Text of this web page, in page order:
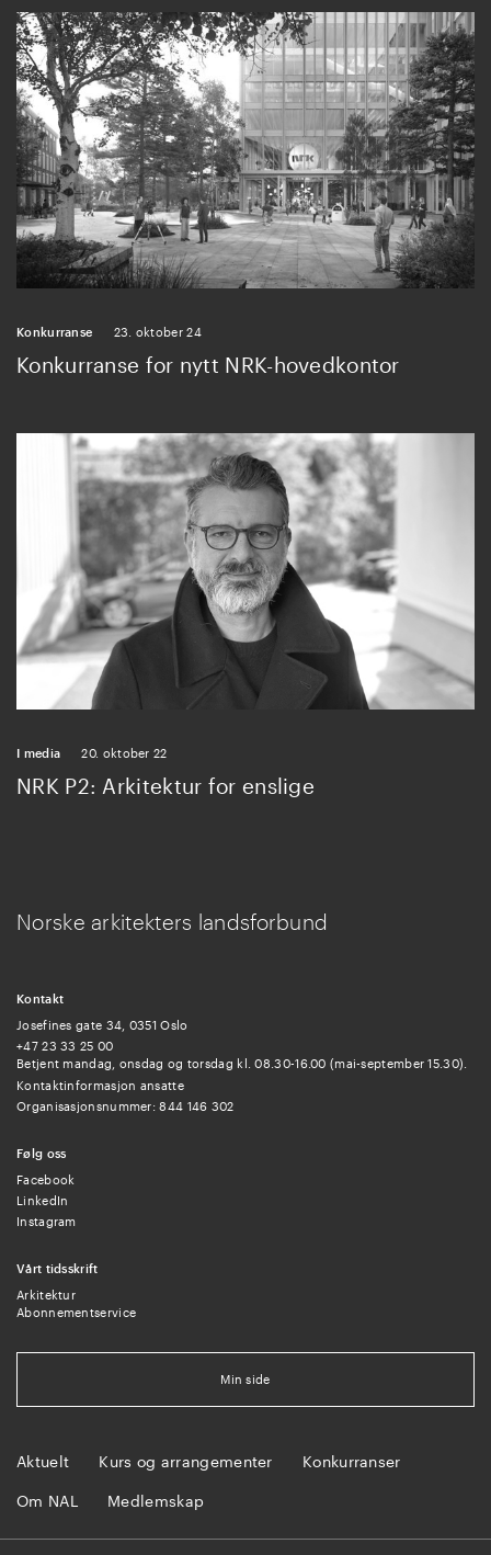
Konkurranse 23. oktober 24
Konkurranse for nytt NRK-hovedkontor
I media 20. oktober 22
NRK P2: Arkitektur for enslige
Norske arkitekters landsforbund
Kontakt
Josefines gate 34, 0351 Oslo
+47 23 33 25 00
Betjent mandag, onsdag og torsdag kl. 08.30-16.00 (mai-september 15.30).
Kontaktinformasjon ansatte
Organisasjonsnummer: 844 146 302
Følg oss
Facebook
LinkedIn
Instagram
Vårt tidsskrift
Arkitektur
Abonnementservice
Min side
Aktuelt Kurs og arrangementer Konkurranser
Om NAL Medlemskap